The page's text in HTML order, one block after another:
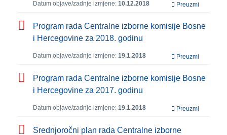
Datum objave/zadnje izmjene: 10.12.2018 Preuzmi
Program rada Centralne izborne komisije Bosne
i Hercegovine za 2018. godinu
Datum objave/zadnje izmjene: 19.1.2018 Preuzmi
Program rada Centralne izborne komisije Bosne
i Hercegovine za 2017. godinu
Datum objave/zadnje izmjene: 19.1.2018 Preuzmi
Srednjoročni plan rada Centralne izborne